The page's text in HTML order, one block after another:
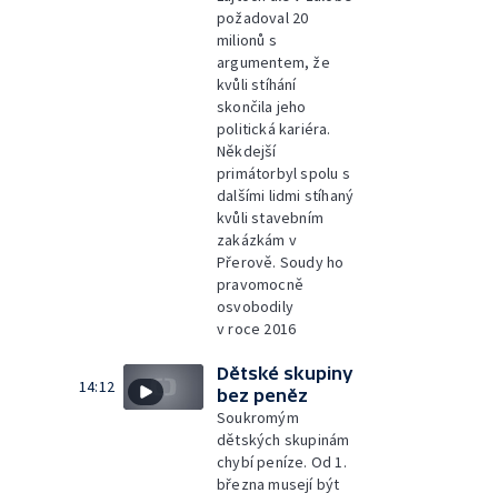
požadoval 20
milionů s
argumentem, že
kvůli stíhání
skončila jeho
politická kariéra.
Někdejší
primátorbyl spolu s
dalšími lidmi stíhaný
kvůli stavebním
zakázkám v
Přerově. Soudy ho
pravomocně
osvobodily
v roce 2016
14:12
Dětské skupiny
bez peněz
Soukromým
dětských skupinám
chybí peníze. Od 1.
března musejí být